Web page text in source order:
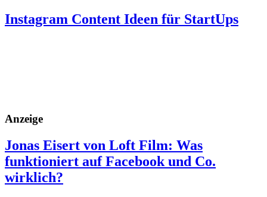
Instagram Content Ideen für StartUps
Anzeige
Jonas Eisert von Loft Film: Was
funktioniert auf Facebook und Co.
wirklich?